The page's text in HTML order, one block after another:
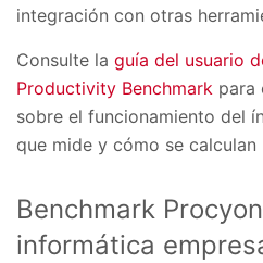
integración con otras
Consulte la guía del usuario
Productivity Benchmark para
sobre el funcionamiento del
que mide y cómo se calculan
Benchmark
informática